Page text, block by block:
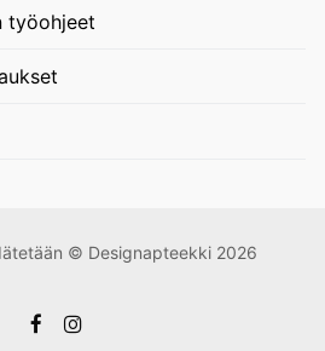
työohjeet
© Designapteekki 2026